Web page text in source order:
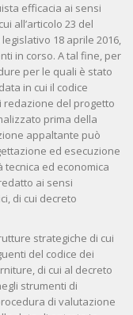
efficacia ai sensi
all’articolo 23 del
18 aprile 2016,
in corso. A tal fine, per
per le quali è stato
in cui il codice
redazione del progetto
prima della
appaltante può
ed esecuzione
ed economica
ai sensi
di cui decreto
strategiche di cui
del codice dei
di cui al decreto
strumenti di
di valutazione